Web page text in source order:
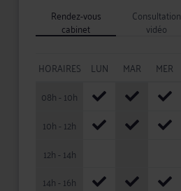
Rendez-vous
cabinet
Consultation
vidéo
HORAIRES LUN MAR MER
08h - 10h
10h - 12h
12h - 14h
14h - 16h